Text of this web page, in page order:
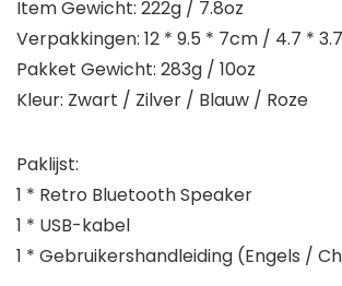
Item Gewicht: 222g / 7.8oz
Verpakkingen: 12 * 9.5 * 7cm / 4.7 *
Pakket Gewicht: 283g / 10oz
Kleur: Zwart / Zilver / Blauw / Roze
Paklijst:
1 * Retro Bluetooth Speaker
1 * USB-kabel
1 * Gebruikershandleiding (Engels /